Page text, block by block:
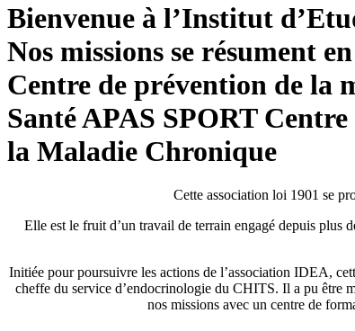
Bienvenue à l’Institut
Nos missions se résument
Centre de prévention de la
Santé APAS SPORT Centre
la Maladie Chronique
Cette association loi 1901 se
Elle est le fruit d’un travail de terrain engagé depuis plus
Initiée pour poursuivre les actions de l’association IDEA,
cheffe du service d’endocrinologie du CHITS. Il a pu être
nos missions avec un centre de